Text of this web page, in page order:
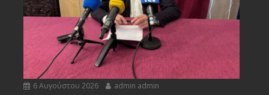
6 Αυγούστου 2026 admin admin